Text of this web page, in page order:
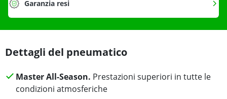
Garanzia resi
Dettagli del pneumatico
Master All-Season. Prestazioni superiori in tutte le
condizioni atmosferiche